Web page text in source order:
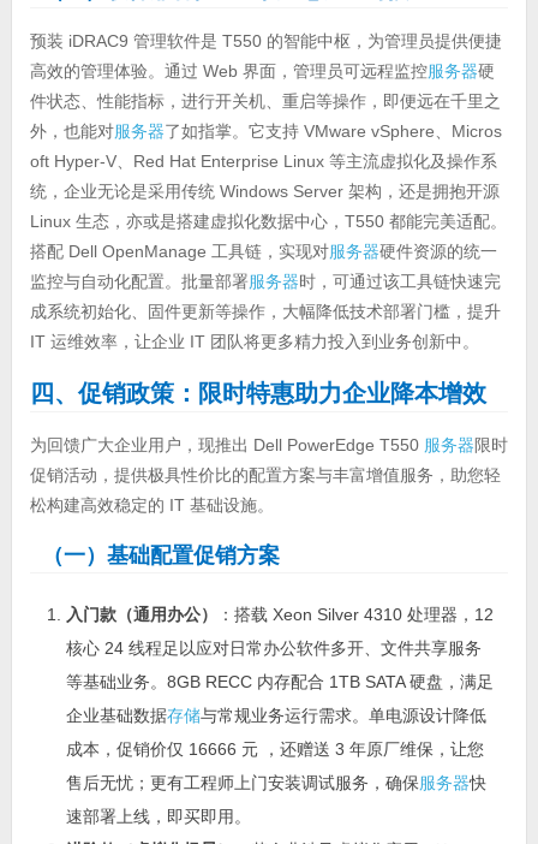
预装 iDRAC9 管理软件是 T550 的智能中枢，为管理员提供便捷
高效的管理体验。通过 Web 界面，管理员可远程监控服务器硬
件状态、性能指标，进行开关机、重启等操作，即便远在千里之
外，也能对服务器了如指掌。它支持 VMware vSphere、Micros
oft Hyper-V、Red Hat Enterprise Linux 等主流虚拟化及操作系
统，企业无论是采用传统 Windows Server 架构，还是拥抱开源
Linux 生态，亦或是搭建虚拟化数据中心，T550 都能完美适配。
搭配 Dell OpenManage 工具链，实现对服务器硬件资源的统一
监控与自动化配置。批量部署服务器时，可通过该工具链快速完
成系统初始化、固件更新等操作，大幅降低技术部署门槛，提升
IT 运维效率，让企业 IT 团队将更多精力投入到业务创新中。
四、促销政策：限时特惠助力企业降本增效
为回馈广大企业用户，现推出 Dell PowerEdge T550 服务器限时
促销活动，提供极具性价比的配置方案与丰富增值服务，助您轻
松构建高效稳定的 IT 基础设施。
（一）基础配置促销方案
入门款（通用办公）
：搭载 Xeon Silver 4310 处理器，12
核心 24 线程足以应对日常办公软件多开、文件共享服务
等基础业务。8GB RECC 内存配合 1TB SATA 硬盘，满足
企业基础数据存储与常规业务运行需求。单电源设计降低
成本，促销价仅 16666 元 ，还赠送 3 年原厂维保，让您
售后无忧；更有工程师上门安装调试服务，确保服务器快
速部署上线，即买即用。